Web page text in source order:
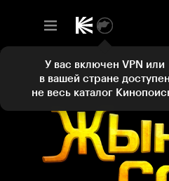
У вас включен VPN или
в вашей стране доступен
не весь каталог